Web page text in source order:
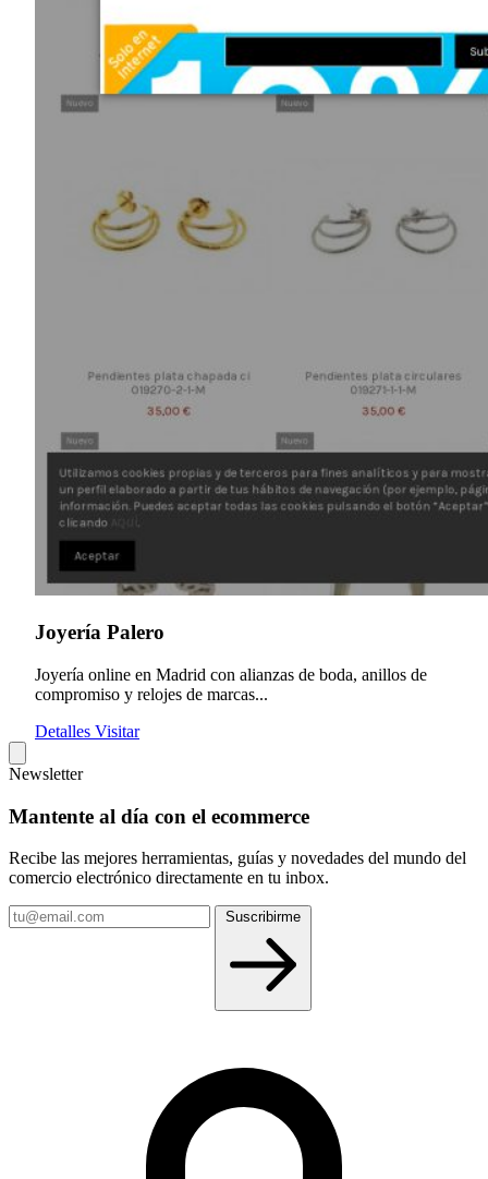
Joyería Palero
Joyería online en Madrid con alianzas de boda, anillos de
compromiso y relojes de marcas...
Detalles Visitar
Newsletter
Mantente al día con el ecommerce
Recibe las mejores herramientas, guías y novedades del mundo del
comercio electrónico directamente en tu inbox.
Tu
email
Suscribirme